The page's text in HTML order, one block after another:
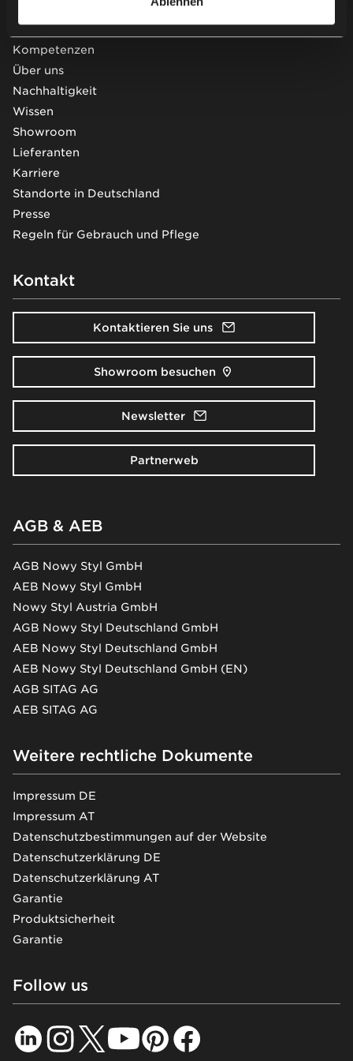
Projekte
Kompetenzen
Über uns
Nachhaltigkeit
Wissen
Showroom
Lieferanten
Karriere
Standorte in Deutschland
Presse
Regeln für Gebrauch und Pflege
Kontakt
Kontaktieren Sie uns
Showroom besuchen
Newsletter
Partnerweb
AGB & AEB
AGB Nowy Styl GmbH
AEB Nowy Styl GmbH
Nowy Styl Austria GmbH
AGB Nowy Styl Deutschland GmbH
AEB Nowy Styl Deutschland GmbH
AEB Nowy Styl Deutschland GmbH (EN)
AGB SITAG AG
AEB SITAG AG
Weitere rechtliche Dokumente
Impressum DE
Impressum AT
Datenschutzbestimmungen auf der Website
Datenschutzerklärung DE
Datenschutzerklärung AT
Garantie
Produktsicherheit
Garantie
Follow us